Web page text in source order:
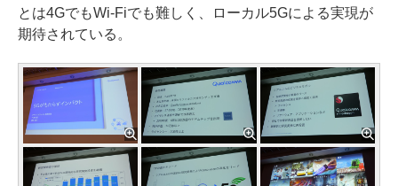
とは4GでもWi-Fiでも難しく、ローカル5Gによる実現が
期待されている。